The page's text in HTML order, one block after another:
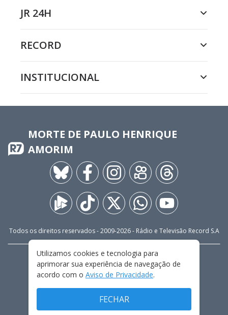
JR 24H
RECORD
INSTITUCIONAL
MORTE DE PAULO HENRIQUE
AMORIM
Todos os direitos reservados - 2009-2026- Rádio e Televisão Record S.A
FALE CONOSCO
PRIVACIDADE
TERMOS E CONDIÇÕES DE USO
Utilizamos cookies e tecnologia para
aprimorar sua experiência de navegação de
acordo com o Aviso de Privacidade.
FECHAR